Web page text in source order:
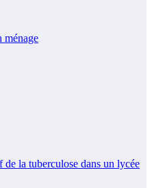
ménage
la tuberculose dans un lycée